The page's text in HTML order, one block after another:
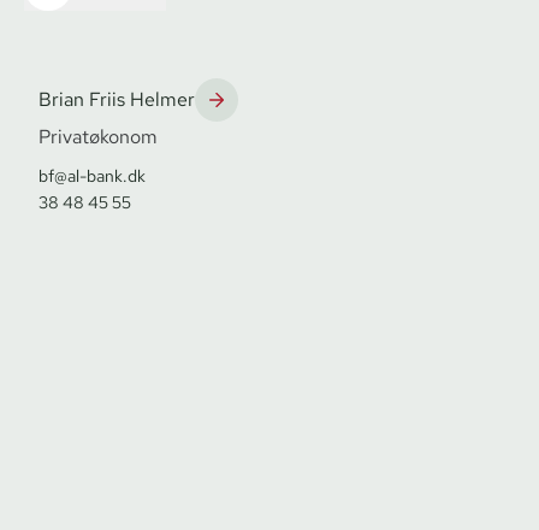
Brian Friis Helmer
Privatøkonom
bf@al-bank.dk
38 48 45 55